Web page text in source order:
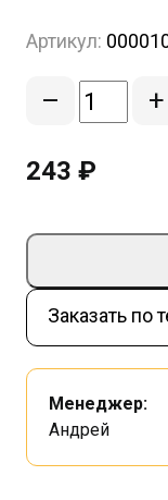
Артикул:
– +
243 ₽
Заказать по
Менеджер:
Андрей